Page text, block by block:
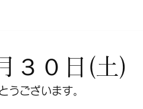
３０日(土)
うございます。